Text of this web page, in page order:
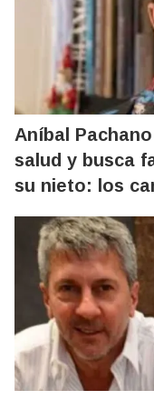
Aníbal
salud y busca
su nieto: los